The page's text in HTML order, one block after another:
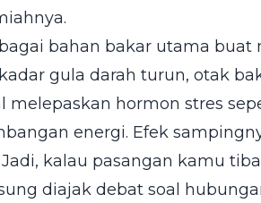
bahan bakar utama buat
gula darah turun, otak
melepaskan hormon stres
energi. Efek
kalau pasangan kamu
diajak debat soal